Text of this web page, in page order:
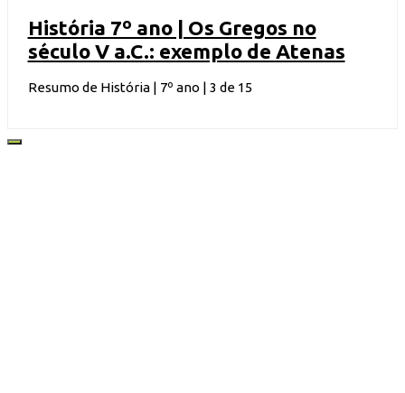
História 7º ano | Os Gregos no
século V a.C.: exemplo de Atenas
Resumo de História | 7º ano | 3 de 15